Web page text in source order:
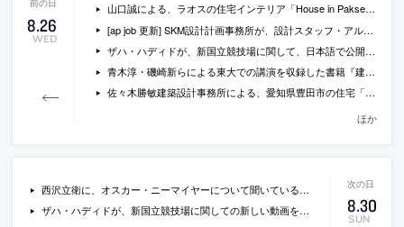
8.26
WED
山口誠による、ラオスの住宅インテリア「House in Pakse」の写真など
[ap job 更新] SKM設計計画事務所が、設計スタッフ・アルバイトを募集中
ザハ・ハディドが、新国立競技場に関して、日本語で公開した、プレゼンテーションとレポート
青木淳・磯崎新らによる東大での講演を収録した書籍『建築の際: 東京大学情報学環連続シンポジウムの記録』
佐々木勝敏建築設計事務所による、愛知県豊田市の住宅「山之手の家」の写真
ほか
8.30
SUN
西沢立衛に、オスカー・ニーマイヤーについて聞いている動画
ザハ・ハディドが、新国立競技場に関しての新しい動画を公開